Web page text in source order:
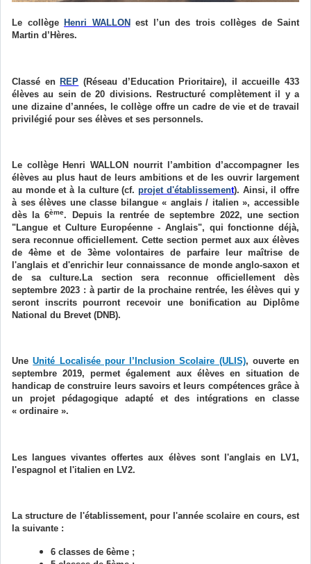
Le collège Henri WALLON est l’un des trois collèges de Saint
Martin d’Hères.
Classé enREP (Réseau d’Education Prioritaire), il accueille 433
élèves au sein de 20 divisions. Restructuré complètement il y a
une dizaine d’années, le collège offre un cadre de vie et de travail
privilégié pour ses élèves et ses personnels.
Le collège Henri WALLON nourrit l’ambition d’accompagner les
élèves au plus haut de leurs ambitions et de les ouvrir largement
au monde et à la culture (cf.projet d'établissement). Ainsi, il offre
à ses élèves une classe bilangue « anglais / italien », accessible
dès la 6ème. Depuis la rentrée de septembre 2022, une section
"Langue et Culture Européenne - Anglais", qui fonctionne déjà,
sera reconnue officiellement. Cette section permet aux aux élèves
de 4ème et de 3ème volontaires de parfaire leur maîtrise de
l'anglais et d'enrichir leur connaissance de monde anglo-saxon et
de sa culture.La section sera reconnue officiellement dès
septembre 2023 : à partir de la prochaine rentrée, les élèves qui y
seront inscrits pourront recevoir une bonification au Diplôme
National du Brevet (DNB).
UneUnité Localisée pour l’Inclusion Scolaire (ULIS), ouverte en
septembre 2019, permet également aux élèves en situation de
handicap de construire leurs savoirs et leurs compétences grâce à
un projet pédagogique adapté et des intégrations en classe
« ordinaire ».
Les langues vivantes offertes aux élèves sont l'anglais en LV1,
l'espagnol et l'italien en LV2.
La structure de l'établissement, pour l'année scolaire en cours, est
la suivante :
6 classes de 6ème ;